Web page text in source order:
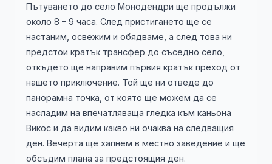
Пътуването до село Монодендри ще продължи
около 8 – 9 часа. След пристигането ще се
настаним, освежим и обядваме, а след това ни
предстои кратък трансфер до съседно село,
откъдето ще направим първия кратък преход от
нашето приключение. Той ще ни отведе до
панорамна точка, от която ще можем да се
насладим на впечатляваща гледка към каньона
Викос и да видим какво ни очаква на следващия
ден. Вечерта ще хапнем в местно заведение и ще
обсъдим плана за предстоящия ден.